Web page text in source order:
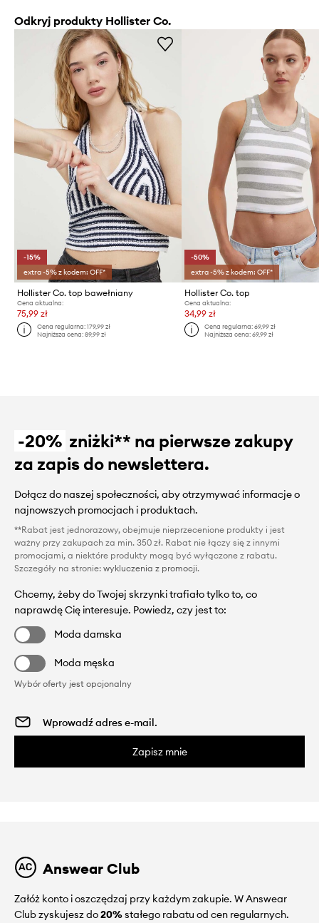
Odkryj produkty Hollister Co.
-15%
extra -5% z kodem: OFF*
Hollister Co. top bawełniany
Cena aktualna:
75,99 zł
Cena regularna:179,99 zł
Najniższa cena:89,99 zł
-50%
extra -5% z kodem: OFF*
Hollister Co. top
Cena aktualna:
34,99 zł
Cena regularna: 69,99 zł
Najniższa cena: 69,99 zł
-20% zniżki** na pierwsze zakupy
za zapis do newslettera.
Dołącz do naszej społeczności, aby otrzymywać informacje o
najnowszych promocjach i produktach.
**Rabat jest jednorazowy, obejmuje nieprzecenione produkty i jest
ważny przy zakupach za min. 350 zł. Rabat nie łączy się z innymi
promocjami, a niektóre produkty mogą być wyłączone z rabatu.
Szczegóły na stronie: wykluczenia z promocji.
Chcemy, żeby do Twojej skrzynki trafiało tylko to, co
naprawdę Cię interesuje. Powiedz, czy jest to:
Moda damska
Moda męska
Wybór oferty jest opcjonalny
Zapisz mnie
Answear Club
Załóż konto i oszczędzaj przy każdym zakupie. W Answear
Club zyskujesz do20%stałego rabatu od cen regularnych.